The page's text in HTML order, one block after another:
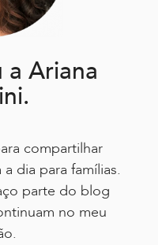
a Ariana
compartilhar
dia para famílias.
parte do blog
no meu